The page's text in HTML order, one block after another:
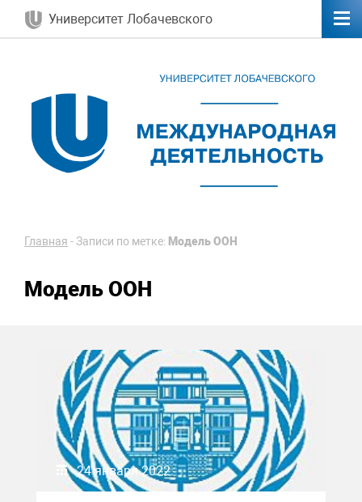
Университет Лобачевского
Главная -Записи по метке: Модель ООН
Модель ООН
24 января 2022